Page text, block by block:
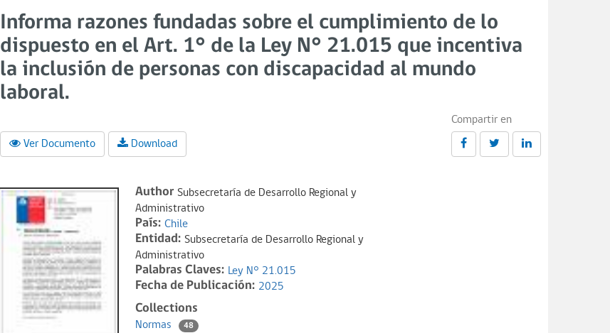
Informa razones fundadas sobre el cumplimiento de lo
dispuesto en el Art. 1° de la Ley N° 21.015 que incentiva
la inclusión de personas con discapacidad al mundo
laboral.
Ver Documento Download
Compartir en
Author Subsecretaría de Desarrollo Regional y
Administrativo
País: Chile
Entidad: Subsecretaría de Desarrollo Regional y
Administrativo
Palabras Claves: Ley N° 21.015
Fecha de Publicación: 2025
Collections
Normas 48